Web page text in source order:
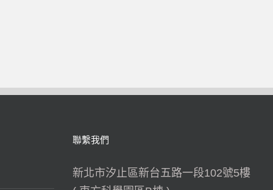
聯繫我們
新北市汐止區新台五路一段102號5樓